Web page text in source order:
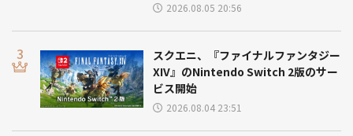
2026.08.05 20:56
スクエニ、『ファイナルファンタジー
XIV』のNintendo Switch 2版のサー
ビス開始
2026.08.04 23:51